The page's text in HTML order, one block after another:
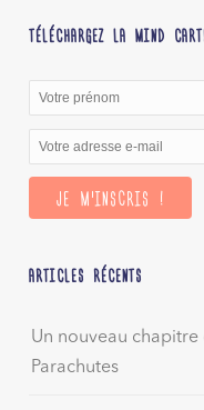
TÉLÉCHARGEZ LA MIND
ARTICLES RÉCENTS
Un nouveau
Parachutes